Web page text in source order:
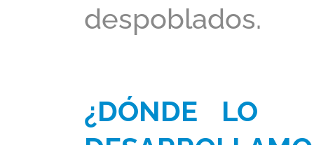
despoblados.
¿DÓNDE LO